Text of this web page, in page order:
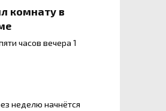
комнату в
часов вечера 1
неделю начнётся